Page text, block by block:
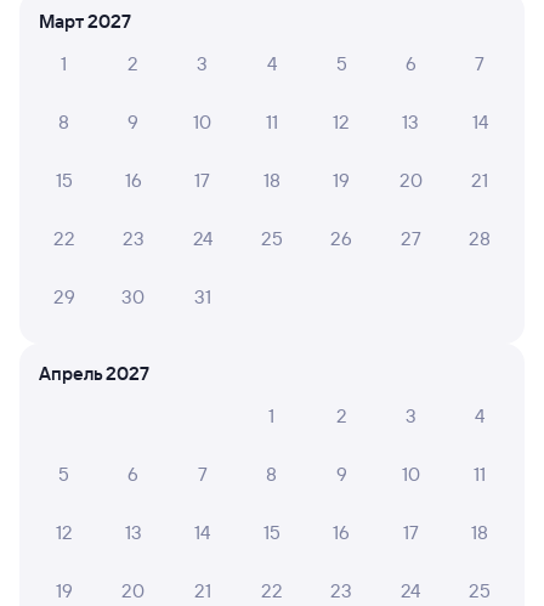
Мы используем cookies для более удобной работы
Март 2027
1
2 3 4 5 6 7
8 9 10 11 12 13 14
15 16 17 18 19 20 21
22 23 24 25 26 27 28
29 30 31
Апрель 2027
1
2 3 4
5 6 7 8 9 10 11
12 13 14 15 16 17 18
19 20 21 22 23 24 25